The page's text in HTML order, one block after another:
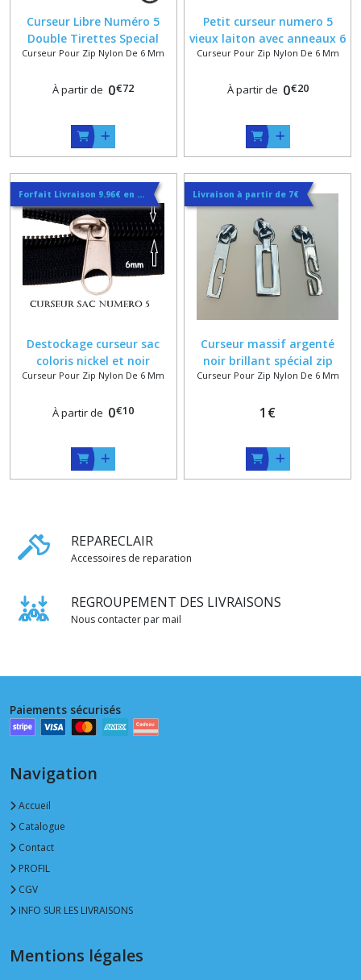
Curseur Libre Numéro 5
Double Tirettes Special
Fermeture en Nylon Spirale
Curseur Pour Zip Nylon De 6 Mm
À partir de 0€72
Petit curseur numero 5
vieux laiton avec anneaux 6
mm intérieur , 9 mm
Curseur Pour Zip Nylon De 6 Mm
À partir de 0€20
Forfait Livraison 9.96€ en courrier suivi
Destockage curseur sac
coloris nickel et noir
numero 5 pour zip spirale
Curseur Pour Zip Nylon De 6 Mm
À partir de 0€10
Livraison à partir de 7€
Curseur massif argenté
noir brillant spécial zip
spirale de 6 mm
Curseur Pour Zip Nylon De 6 Mm
1 €
REPARECLAIR
Accessoires de reparation
REGROUPEMENT DES LIVRAISONS
Nous contacter par mail
Paiements sécurisés
Navigation
Accueil
Catalogue
Contact
PROFIL
CGV
INFO SUR LES LIVRAISONS
Mentions légales